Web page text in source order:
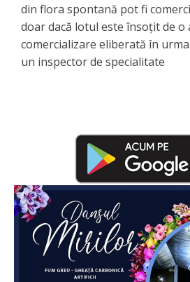
din flora spontană pot fi
doar dacă lotul este însoțit de o
comercializare eliberată în
un inspector de specialitate